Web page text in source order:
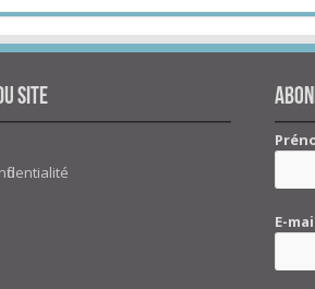
site
E-